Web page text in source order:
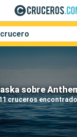
sobre
cruceros